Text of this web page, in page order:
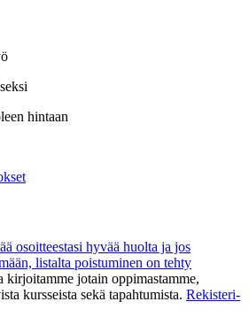
hintaan
osoitteestasi hyvää huolta ja jos
listalta poistuminen on tehty
kirjoitamme jotain oppimastamme,
kursseista sekä tapahtumista. Rekisteri-